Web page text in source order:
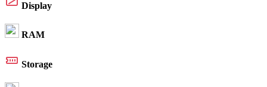
Display
RAM
Storage